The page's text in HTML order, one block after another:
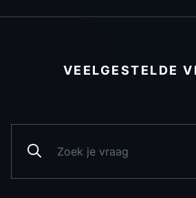
VEELGESTELDE